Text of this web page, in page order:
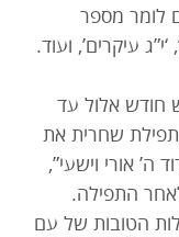
לומר מספר
עיקרים’, ועוד.
חודש אלול עד
שחרית את
ה’ אורי וישעי”,
התפילה.
הטובות של עם